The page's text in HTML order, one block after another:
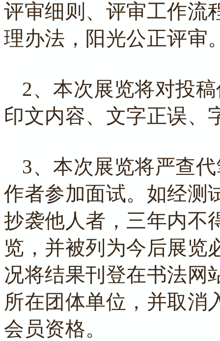
评审细则、评审工作流
理办法，阳光公正评审
2、本次展览将对投
印文内容、文字正误、
3、本次展览将严查
作者参加面试。如经测
抄袭他人者，三年内不
览，并被列为今后展览
况将结果刊登在书法网
所在团体单位，并取消
会员资格。